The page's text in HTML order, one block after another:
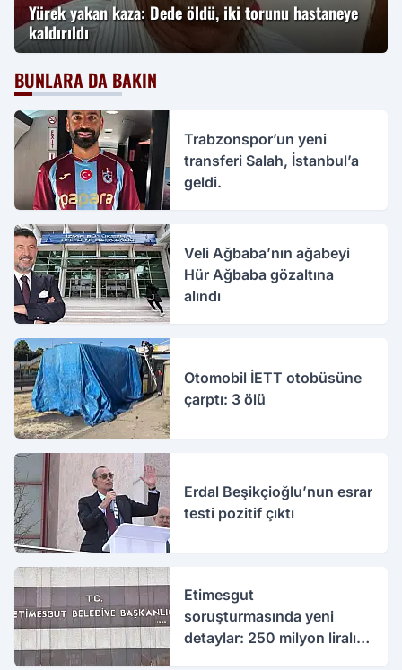
Yürek yakan kaza: Dede öldü, iki torunu hastaneye
kaldırıldı
BUNLARA DA BAKIN
Trabzonspor’un yeni
transferi Salah, İstanbul’a
geldi.
Veli Ağbaba’nın ağabeyi
Hür Ağbaba gözaltına
alındı
Otomobil İETT otobüsüne
çarptı: 3 ölü
Erdal Beşikçioğlu’nun esrar
testi pozitif çıktı
Etimesgut
soruşturmasında yeni
detaylar: 250 milyon liralık